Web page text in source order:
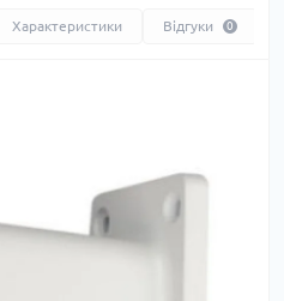
Характеристики Відгуки 0